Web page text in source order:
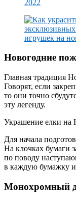
Новогодние
Главная традиция
Говорят, если
то они точно
эту легенду.
Украшение елки на
Для начала
На клочках бумаги
по поводу
в каждую бумажку и
Монохромный